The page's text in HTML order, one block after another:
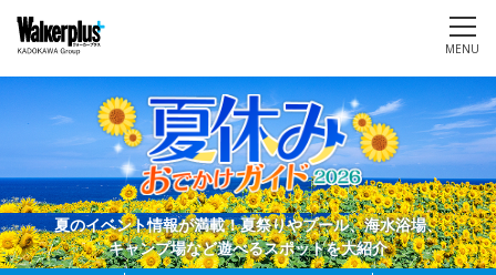
MENU
夏のイベント情報が満載！夏祭りやプール、海水浴場、
キャンプ場など遊べるスポットを大紹介